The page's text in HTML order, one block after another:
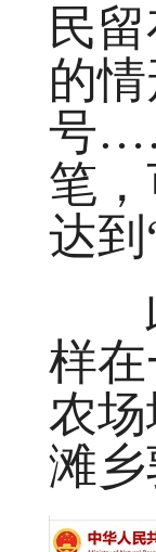
民
的
号
笔
达
此
样
农
滩